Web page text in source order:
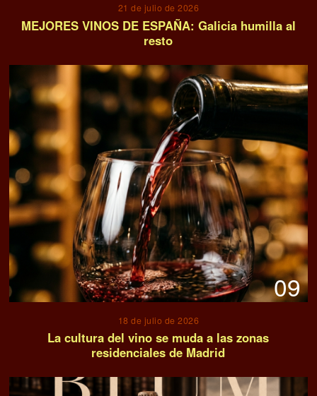
21 de julio de 2026
MEJORES VINOS DE ESPAÑA: Galicia humilla al
resto
09
18 de julio de 2026
La cultura del vino se muda a las zonas
residenciales de Madrid